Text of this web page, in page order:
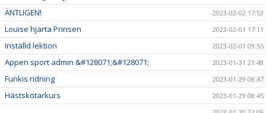
ÄNTLIGEN! 2023-02-02 17:53
Louise hjärta Prinsen 2023-02-01 17:11
Inställd lektion 2023-02-01 09:55
Appen sport admin &#128071;&#128071; 2023-01-31 21:48
Funkis ridning 2023-01-29 08:47
Hästskötarkurs
2023-01-29 08:45